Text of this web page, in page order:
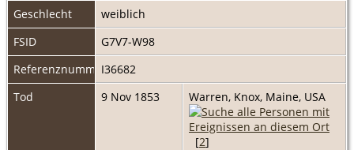
Geschlecht
weiblich
FSID
G7V7-W98
ReferenznummerI36682
Tod
9 Nov 1853 Warren, Knox, Maine, USA
[2]